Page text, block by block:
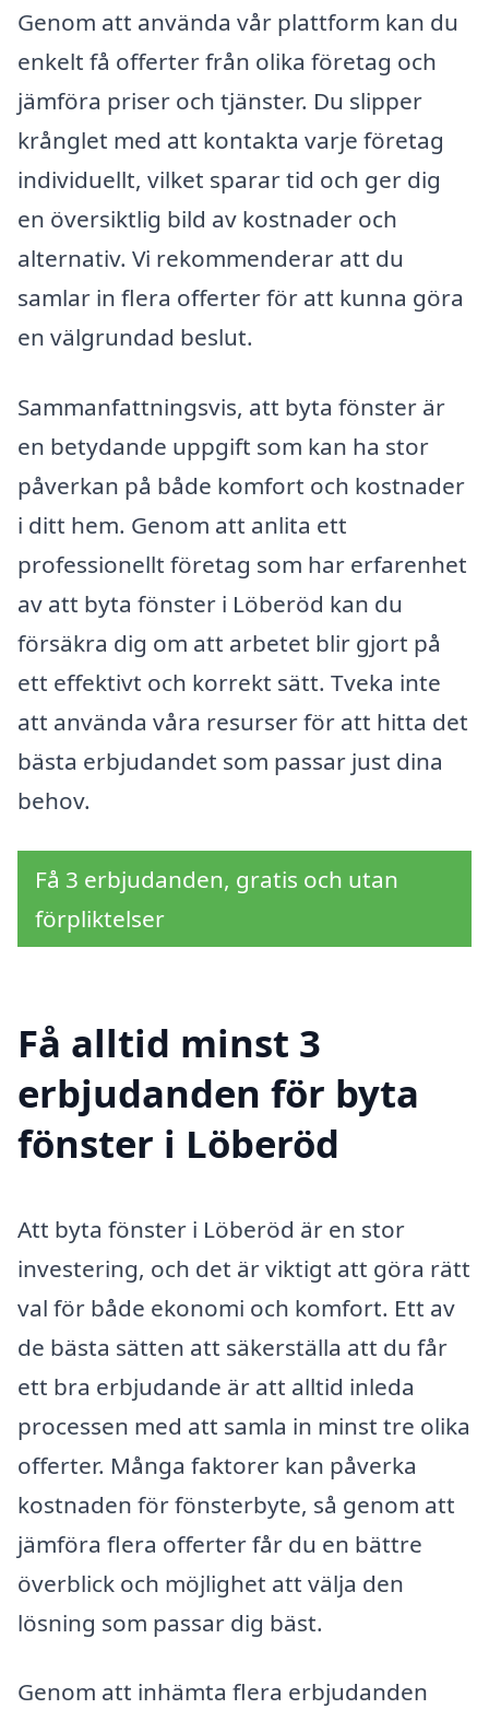
Genom att använda vår plattform kan du
enkelt få offerter från olika företag och
jämföra priser och tjänster. Du slipper
krånglet med att kontakta varje företag
individuellt, vilket sparar tid och ger dig
en översiktlig bild av kostnader och
alternativ. Vi rekommenderar att du
samlar in flera offerter för att kunna göra
en välgrundad beslut.
Sammanfattningsvis, att byta fönster är
en betydande uppgift som kan ha stor
påverkan på både komfort och kostnader
i ditt hem. Genom att anlita ett
professionellt företag som har erfarenhet
av att byta fönster i Löberöd kan du
försäkra dig om att arbetet blir gjort på
ett effektivt och korrekt sätt. Tveka inte
att använda våra resurser för att hitta det
bästa erbjudandet som passar just dina
behov.
Få 3 erbjudanden, gratis och utan
förpliktelser
Få alltid minst 3
erbjudanden för byta
fönster i Löberöd
Att byta fönster i Löberöd är en stor
investering, och det är viktigt att göra rätt
val för både ekonomi och komfort. Ett av
de bästa sätten att säkerställa att du får
ett bra erbjudande är att alltid inleda
processen med att samla in minst tre olika
offerter. Många faktorer kan påverka
kostnaden för fönsterbyte, så genom att
jämföra flera offerter får du en bättre
överblick och möjlighet att välja den
lösning som passar dig bäst.
Genom att inhämta flera erbjudanden